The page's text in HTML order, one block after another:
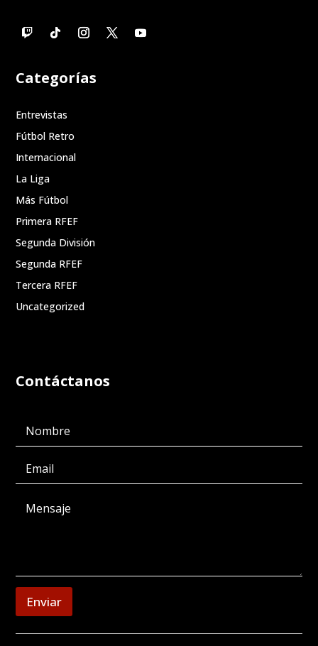
Categorías
Entrevistas
Fútbol Retro
Internacional
La Liga
Más Fútbol
Primera RFEF
Segunda División
Segunda RFEF
Tercera RFEF
Uncategorized
Contáctanos
Enviar